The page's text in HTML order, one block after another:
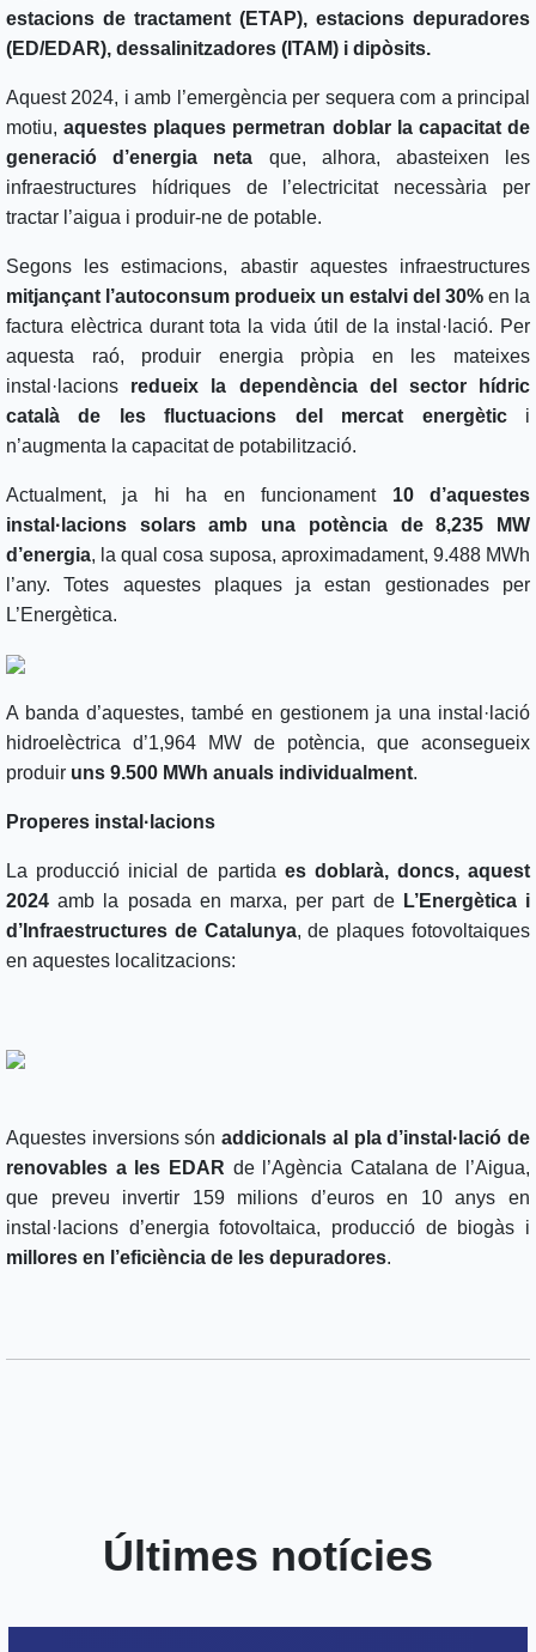
estacions de tractament (ETAP), estacions depuradores
(ED/EDAR), dessalinitzadores (ITAM) i dipòsits.
Aquest 2024, i amb l’emergència per sequera com a principal
motiu,aquestes plaques permetran doblar la capacitat de
generació d’energia neta que, alhora, abasteixen les
infraestructures hídriques de l’electricitat necessària per
tractar l’aigua i produir-ne de potable.
Segons les estimacions, abastir aquestes infraestructures
mitjançant l’autoconsum produeix un estalvi del 30% en la
factura elèctrica durant tota la vida útil de la instal·lació. Per
aquesta raó, produir energia pròpia en les mateixes
instal·lacions redueix la dependència del sector hídric
català de les fluctuacions del mercat energètici
n’augmenta la capacitat de potabilització.
Actualment, ja hi ha en funcionament 10 d’aquestes
instal·lacions solars amb una potència de 8,235 MW
d’energia, la qual cosa suposa, aproximadament, 9.488 MWh
l’any. Totes aquestes plaques ja estan gestionades per
L’Energètica.
A banda d’aquestes, també en gestionem ja una instal·lació
hidroelèctrica d’1,964 MW de potència, que aconsegueix
produir uns 9.500 MWh anuals individualment.
Properes instal·lacions
La producció inicial de partida es doblarà, doncs, aquest
2024 amb la posada en marxa, per part de L’Energètica i
d’Infraestructures de Catalunya, de plaques fotovoltaiques
en aquestes localitzacions:
Aquestes inversions sónaddicionals al pla d’instal·lació de
renovables a les EDAR de l’Agència Catalana de l’Aigua,
que preveu invertir 159 milions d’euros en 10 anys en
instal·lacions d’energia fotovoltaica, producció de biogàs i
millores en l’eficiència de les depuradores.
Últimes notícies